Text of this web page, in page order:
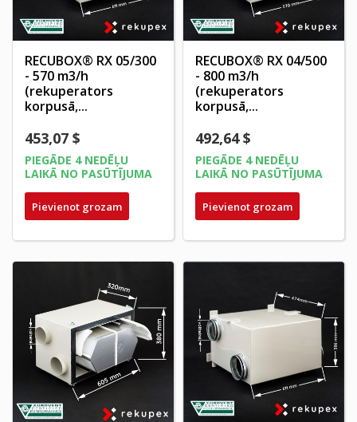
RECUBOX® RX 05/300
- 570 m3/h
(rekuperators
korpusā,...
453,07 $
PIEGĀDE 4 NEDĒĻU
LAIKĀ NO PASŪTĪJUMA
Pievienot grozam
RECUBOX® RX 04/500
- 800 m3/h
(rekuperators
korpusā,...
492,64 $
PIEGĀDE 4 NEDĒĻU
LAIKĀ NO PASŪTĪJUMA
Pievienot grozam